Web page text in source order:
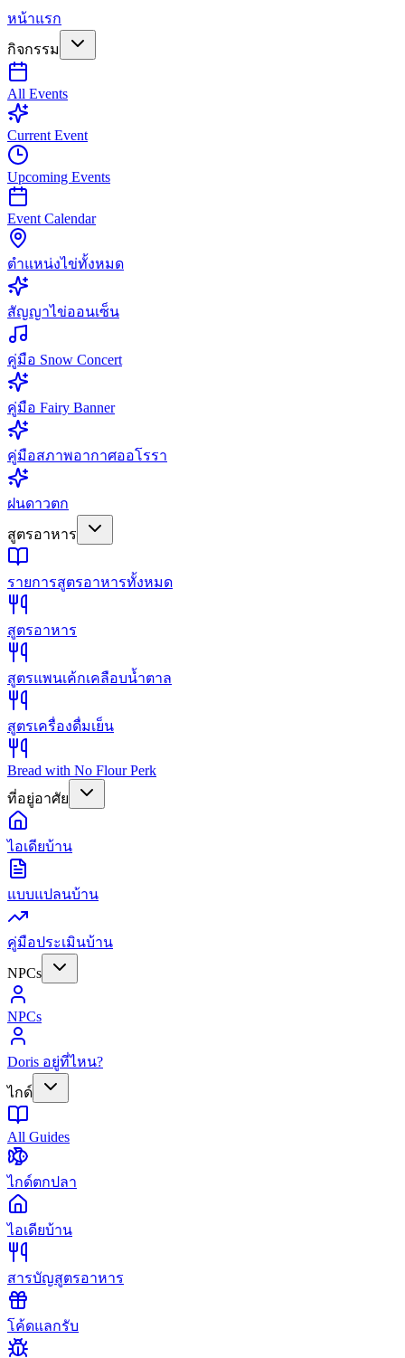
หน้าแรก
กิจกรรม
All Events
Current Event
Upcoming Events
Event Calendar
ตำแหน่งไข่ทั้งหมด
สัญญาไข่ออนเซ็น
คู่มือ Snow Concert
คู่มือ Fairy Banner
คู่มือสภาพอากาศออโรรา
ฝนดาวตก
สูตรอาหาร
รายการสูตรอาหารทั้งหมด
สูตรอาหาร
สูตรแพนเค้กเคลือบน้ำตาล
สูตรเครื่องดื่มเย็น
Bread with No Flour Perk
ที่อยู่อาศัย
ไอเดียบ้าน
แบบแปลนบ้าน
คู่มือประเมินบ้าน
NPCs
NPCs
Doris อยู่ที่ไหน?
ไกด์
All Guides
ไกด์ตกปลา
ไอเดียบ้าน
สารบัญสูตรอาหาร
โค้ดแลกรับ